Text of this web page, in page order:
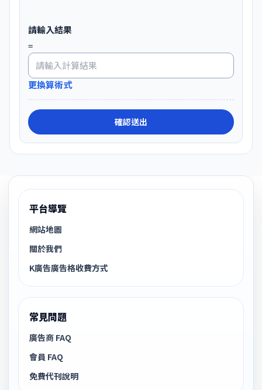
請輸入結果
=
更換算術式
確認送出
平台導覽
網站地圖
關於我們
K廣告廣告格收費方式
常見問題
廣告商 FAQ
會員 FAQ
免費代刊說明